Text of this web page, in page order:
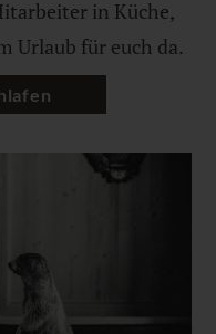
in Küche,
Urlaub für euch da.